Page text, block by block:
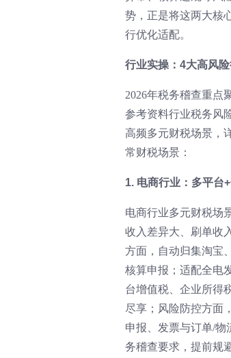
势，正是将这两大核
行优化适配。
行业实操：4大高风
2026年税务稽查重点
参考资料行业税务风
高频多元财税场景，
常财税场景：
1. 电商行业：多平台
电商行业多元财税场
收入差异大、刷单收
方面，自动归集淘宝
核算申报；适配全电
台增值税、企业所得
尽享；风险防控方面
申报、发票与订单/物
务稽查要求，提前规